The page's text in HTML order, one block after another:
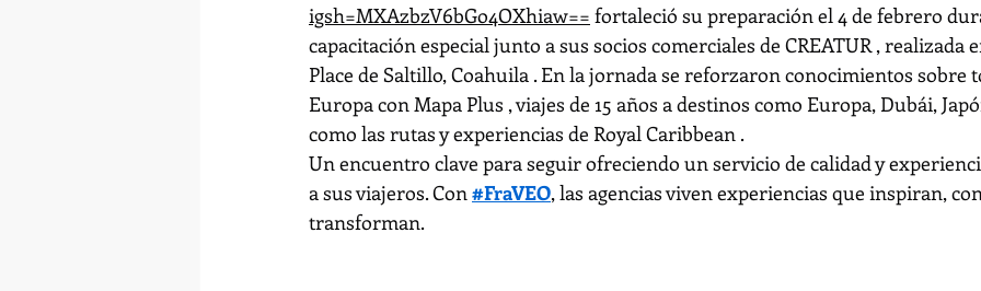
igsh=MXAzbzV6bGo4OXhiaw== fortaleció su preparación el 4 de febrero
capacitación especial junto a sus socios comerciales de CREATUR , realizada
Place de Saltillo, Coahuila . En la jornada se reforzaron conocimientos sobre
Europa con Mapa Plus , viajes de 15 años a destinos como Europa, Dubái,
como las rutas y experiencias de Royal Caribbean .
Un encuentro clave para seguir ofreciendo un servicio de calidad y
a sus viajeros. Con #FraVEO, las agencias viven experiencias que inspiran,
transforman.